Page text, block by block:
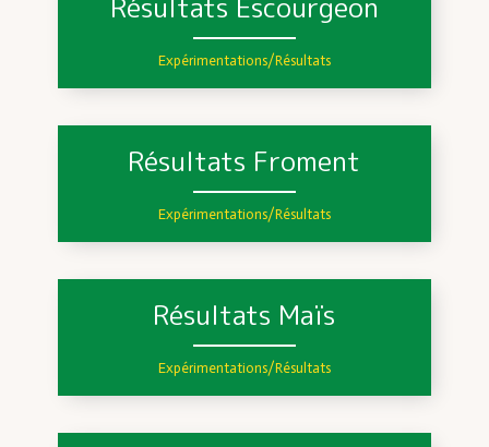
Expérimentations/Résultats
Résultats Froment
Expérimentations/Résultats
Résultats Maïs
Expérimentations/Résultats